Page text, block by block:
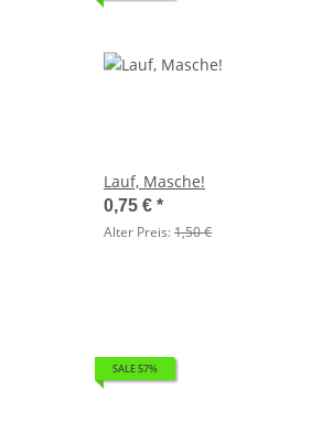
Lauf, Masche!
0,75 € *
Alter Preis:1,50 €
SALE 57%